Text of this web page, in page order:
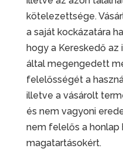
kötelezettsége.
a saját kockázatára
hogy a Kereskedő
által megengedett
felelősségét a
illetve a vásárolt
és nem vagyoni
nem felelős a honlap
magatartásokért.